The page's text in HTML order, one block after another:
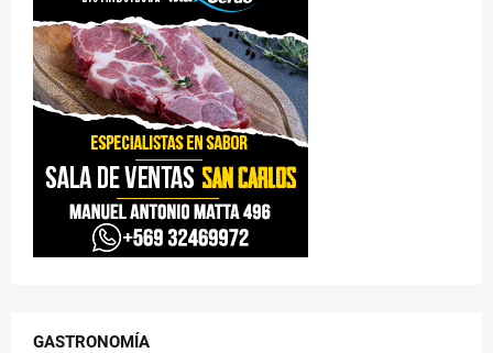
GASTRONOMÍA